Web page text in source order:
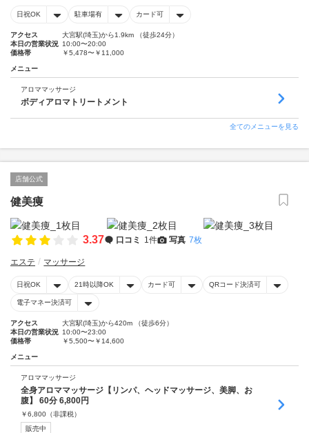
日祝OK 駐車場有 カード可
アクセス
大宮駅(埼玉)から1.9km （徒歩24分）
本日の営業状況 10:00〜20:00
価格帯
￥5,478〜￥11,000
メニュー
アロママッサージ
ボディアロマトリートメント
全てのメニューを見る
店舗公式
健美痩
3.37 口コミ 1件 写真 7枚
エステ マッサージ
日祝OK 21時以降OK カード可 QRコード決済可
電子マネー決済可
アクセス
大宮駅(埼玉)から420m （徒歩6分）
本日の営業状況 10:00〜23:00
価格帯
￥5,500〜￥14,600
メニュー
アロママッサージ
全身アロママッサージ【リンパ、ヘッドマッサージ、美脚、お
腹】 60分 6,800円
￥6,800 （非課税）
販売中